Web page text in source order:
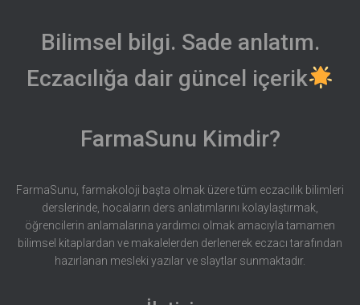
Bilimsel bilgi. Sade anlatım.
Eczacılığa dair güncel içerik
FarmaSunu Kimdir?
FarmaSunu, farmakoloji başta olmak üzere tüm eczacılık bilimleri
derslerinde, hocaların ders anlatımlarını kolaylaştırmak,
öğrencilerin anlamalarına yardımcı olmak amacıyla tamamen
bilimsel kitaplardan ve makalelerden derlenerek eczacı tarafından
hazırlanan mesleki yazılar ve slaytlar sunmaktadır.